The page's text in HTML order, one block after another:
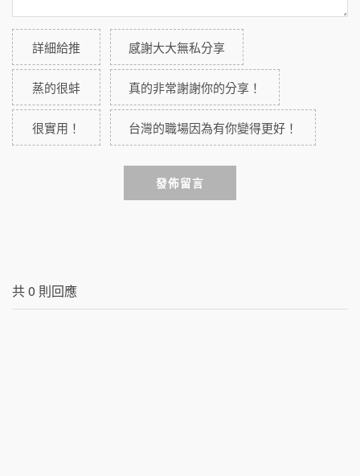
詳細給推 感謝大大無私分享
蒸的很蚌 真的非常謝謝你的分享！
很實用！ 台灣的職場因為有你變得更好！
發佈留言
共0 則回應